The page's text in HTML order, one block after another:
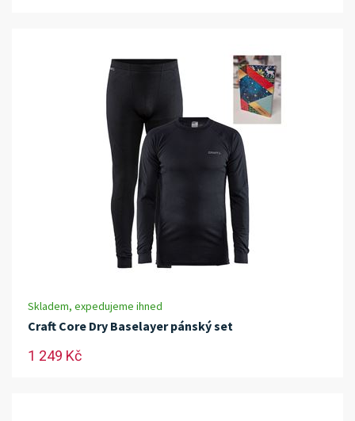
Skladem, expedujeme ihned
Craft Core Dry Baselayer pánský set
1 249 Kč